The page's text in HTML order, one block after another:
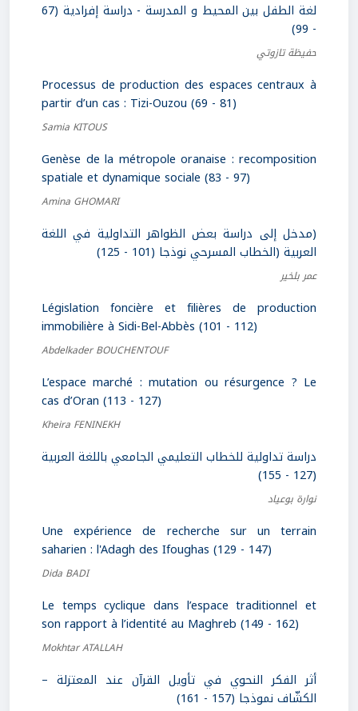
لغة الطفل بين المحيط و المدرسة - دراسة إفرادية (67
- 99)
حفيظة تازوتي
Processus de production des espaces centraux à
partir d’un cas : Tizi-Ouzou (69 - 81)
Samia KITOUS
Genèse de la métropole oranaise : recomposition
spatiale et dynamique sociale (83 - 97)
Amina GHOMARI
(مدخل إلى دراسة بعض الظواهر التداولية في اللغة
العربية (الخطاب المسرحي نوذجا (101 - 125)
عمر بلخير
Législation foncière et filières de production
immobilière à Sidi-Bel-Abbès (101 - 112)
Abdelkader BOUCHENTOUF
L’espace marché : mutation ou résurgence ? Le
cas d’Oran (113 - 127)
Kheira FENINEKH
دراسة تداولية للخطاب التعليمي الجامعي باللغة العربية
(127 - 155)
نوارة بوعياد
Une expérience de recherche sur un terrain
saharien : l'Adagh des Ifoughas (129 - 147)
Dida BADI
Le temps cyclique dans l’espace traditionnel et
son rapport à l’identité au Maghreb (149 - 162)
Mokhtar ATALLAH
أثر الفكر النحوي في تأويل القرآن عند المعتزلة –
الكشّاف نموذجا (157 - 161)